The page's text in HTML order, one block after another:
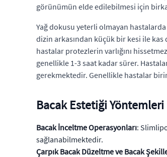
görünümün elde edilebilmesi için
Yağ dokusu yeterli olmayan
dizin arkasından küçük bir kesi ile kas
hastalar protezlerin varlığını
genellikle 1-3 saat kadar sürer.
gerekmektedir. Genellikle hastalar
Bacak Estetiği Yöntemleri
Bacak İnceltme Operasyonları:
sağlanabilmektedir.
Çarpık Bacak Düzeltme ve Bacak